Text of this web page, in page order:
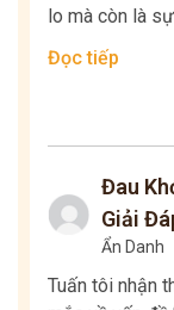
lo mà còn là
Đọc tiếp
Đau
Giải
Ẩn Danh
Tuấn tôi nhận